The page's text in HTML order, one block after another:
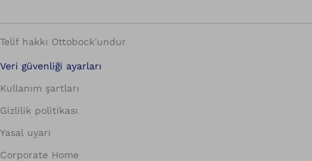
Telif hakkı Ottobock'undur
Veri güvenliği ayarları
Kullanım şartları
Gizlilik politikası
Yasal uyarı
Corporate Home